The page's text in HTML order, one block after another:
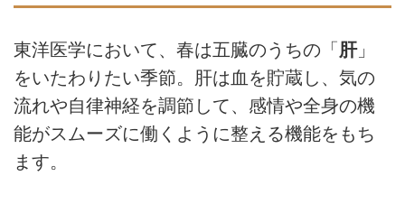
東洋医学において、春は五臓のうちの「 肝」
をいたわりたい季節。肝は血を貯蔵し、気の
流れや自律神経を調節して、感情や全身の機
能がスムーズに働くように整える機能をもち
ます。